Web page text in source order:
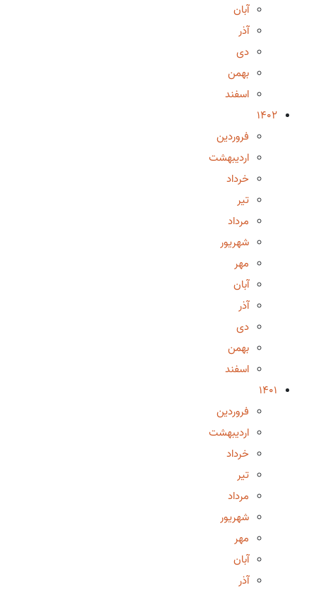
آبان
آذر
دی
بهمن
اسفند
1402
فروردین
اردیبهشت
خرداد
تیر
مرداد
شهریور
مهر
آبان
آذر
دی
بهمن
اسفند
1401
فروردین
اردیبهشت
خرداد
تیر
مرداد
شهریور
مهر
آبان
آذر